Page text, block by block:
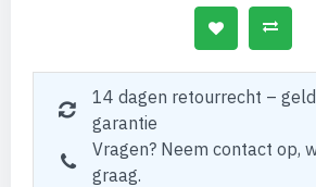
14 dagen retourrecht –
garantie
Vragen? Neem contact op,
graag.